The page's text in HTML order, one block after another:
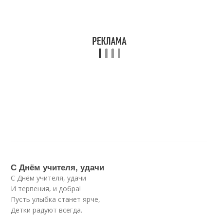
С Днём учителя, удачи
С Днём учителя, удачи
И терпения, и добра!
Пусть улыбка станет ярче,
Детки радуют всегда.